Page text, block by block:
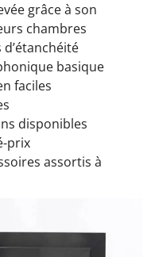
grâce à son
chambres
basique
faciles
disponibles
prix
assortis à